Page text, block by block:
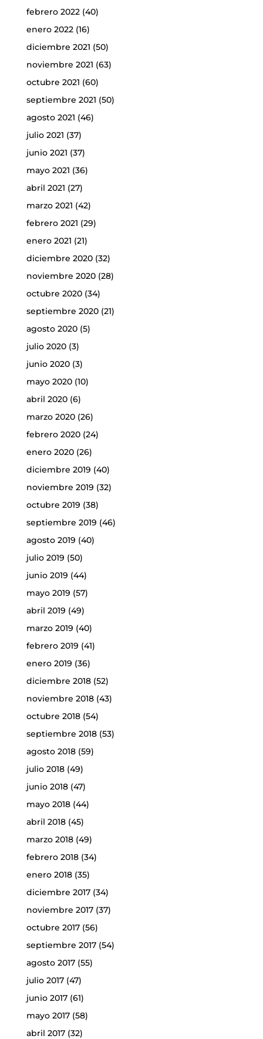
febrero 2022(40)
enero 2022(16)
diciembre 2021 (50)
noviembre 2021 (63)
octubre 2021 (60)
septiembre 2021 (50)
agosto 2021 (46)
julio 2021 (37)
junio 2021 (37)
mayo 2021 (36)
abril 2021 (27)
marzo 2021 (42)
febrero 2021 (29)
enero 2021 (21)
diciembre 2020(32)
noviembre 2020(28)
octubre 2020(34)
septiembre 2020(21)
agosto 2020(5)
julio 2020(3)
junio 2020(3)
mayo 2020(10)
abril 2020(6)
marzo 2020(26)
febrero 2020(24)
enero 2020(26)
diciembre 2019 (40)
noviembre 2019 (32)
octubre 2019 (38)
septiembre 2019 (46)
agosto 2019 (40)
julio 2019 (50)
junio 2019 (44)
mayo 2019 (57)
abril 2019 (49)
marzo 2019 (40)
febrero 2019 (41)
enero 2019 (36)
diciembre 2018(52)
noviembre 2018(43)
octubre 2018(54)
septiembre 2018(53)
agosto 2018(59)
julio 2018(49)
junio 2018(47)
mayo 2018(44)
abril 2018(45)
marzo 2018(49)
febrero 2018(34)
enero 2018(35)
diciembre 2017(34)
noviembre 2017(37)
octubre 2017(56)
septiembre 2017(54)
agosto 2017(55)
julio 2017(47)
junio 2017(61)
mayo 2017(58)
abril 2017(32)